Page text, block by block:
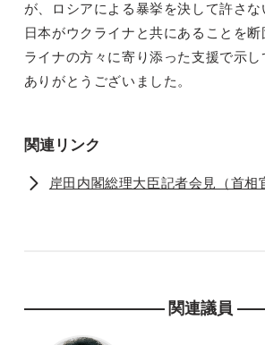
が、ロシアによる暴挙を決して許さな
日本がウクライナと共にあることを
ライナの方々に寄り添った支援で示し
ありがとうございました。
関連リンク
岸田内閣総理大臣記者会見（首相
関連議員